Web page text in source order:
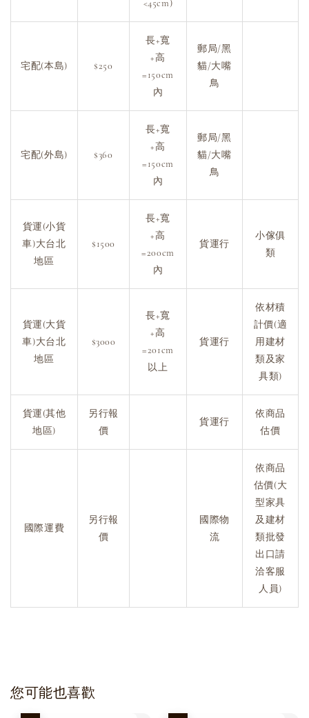
<45cm)
宅配(本島) $250
長+寬
+高
=150cm
內
郵局/黑
貓/大嘴
鳥
宅配(外島) $360
長+寬
+高
=150cm
內
郵局/黑
貓/大嘴
鳥
貨運(小貨
車)大台北
地區
$1500
長+寬
+高
=200cm
內
貨運行
小傢俱
類
貨運(大貨
車)大台北
地區
$3000
長+寬
+高
=201cm
以上
貨運行
依材積
計價(適
用建材
類及家
具類)
貨運(其他
地區)
另行報
價
貨運行
依商品
估價
國際運費
另行報
價
國際物
流
依商品
估價(大
型家具
及建材
類批發
出口請
洽客服
人員)
您可能也喜歡